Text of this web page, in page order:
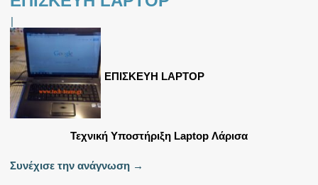
|
ΕΠΙΣΚΕΥΗ LAPTOP
Τεχνική Υποστήριξη Laptop Λάρισα
Συνέχισε την ανάγνωση →